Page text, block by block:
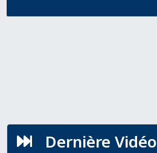
 Dernière Vidéo